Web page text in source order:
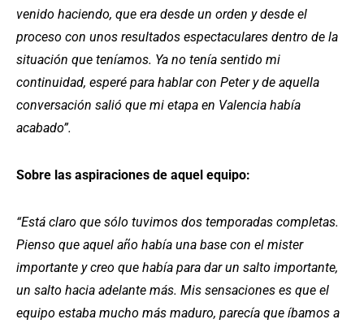
venido haciendo, que era desde un orden y desde el
proceso con unos resultados espectaculares dentro de la
situación que teníamos. Ya no tenía sentido mi
continuidad, esperé para hablar con Peter y de aquella
conversación salió que mi etapa en Valencia había
acabado”.
Sobre las aspiraciones de aquel equipo:
“Está claro que sólo tuvimos dos temporadas completas.
Pienso que aquel año había una base con el mister
importante y creo que había para dar un salto importante,
un salto hacia adelante más. Mis sensaciones es que el
equipo estaba mucho más maduro, parecía que íbamos a